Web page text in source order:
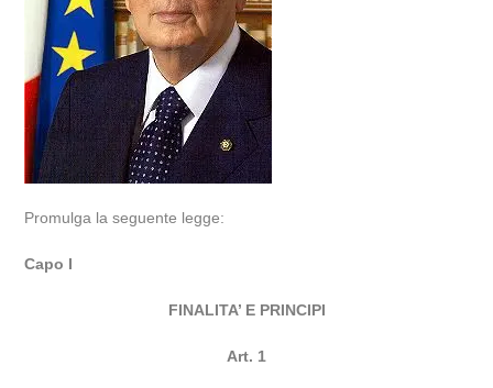
Promulga la seguente legge:
Capo I
FINALITA’ E PRINCIPI
Art. 1